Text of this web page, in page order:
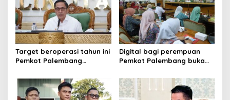
Target beroperasi tahun ini
Pemkot Palembang
proyek PSEL
Digital bagi perempuan
Pemkot Palembang buka